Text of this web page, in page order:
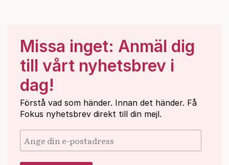
Missa inget: Anmäl dig
till vårt nyhetsbrev i
dag!
Förstå vad som händer. Innan det händer. Få
Fokus nyhetsbrev direkt till din mejl.